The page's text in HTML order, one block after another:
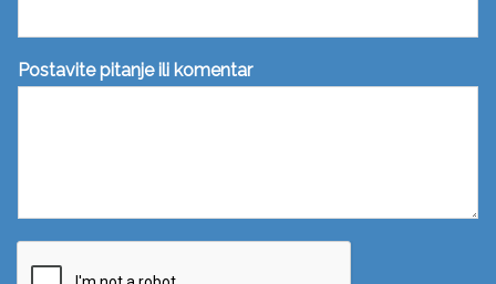
Postavite pitanje ili komentar